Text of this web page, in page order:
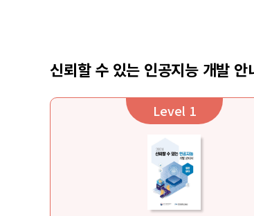
신뢰할 수 있는 인공지능 개발
Level 1